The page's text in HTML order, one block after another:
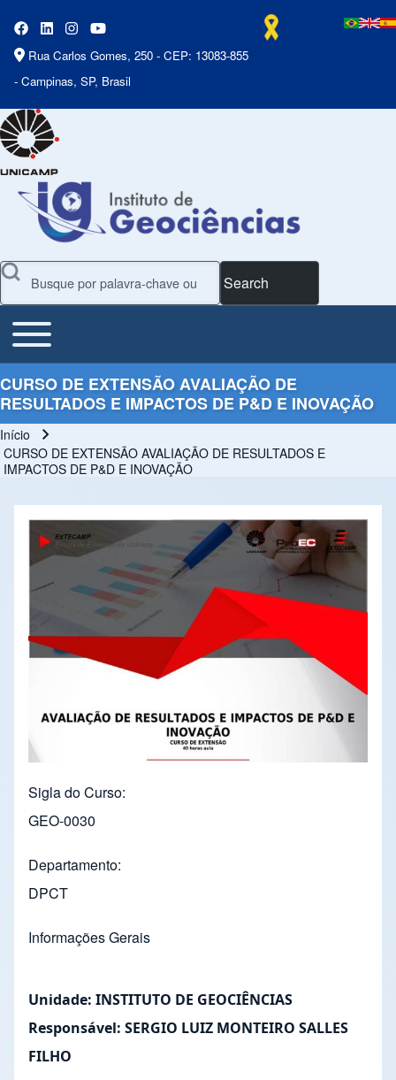
Rua Carlos Gomes, 250 - CEP: 13083-855
- Campinas, SP, Brasil
Search
Main Menu
Toggle main menu
CURSO DE EXTENSÃO AVALIAÇÃO DE
RESULTADOS E IMPACTOS DE P&D E INOVAÇÃO
Trilha de navegação
Início
CURSO DE EXTENSÃO AVALIAÇÃO DE RESULTADOS E
IMPACTOS DE P&D E INOVAÇÃO
Sigla do Curso
GEO-0030
Departamento
DPCT
Informações Gerais
Unidade: INSTITUTO DE GEOCIÊNCIAS
Responsável: SERGIO LUIZ MONTEIRO SALLES
FILHO